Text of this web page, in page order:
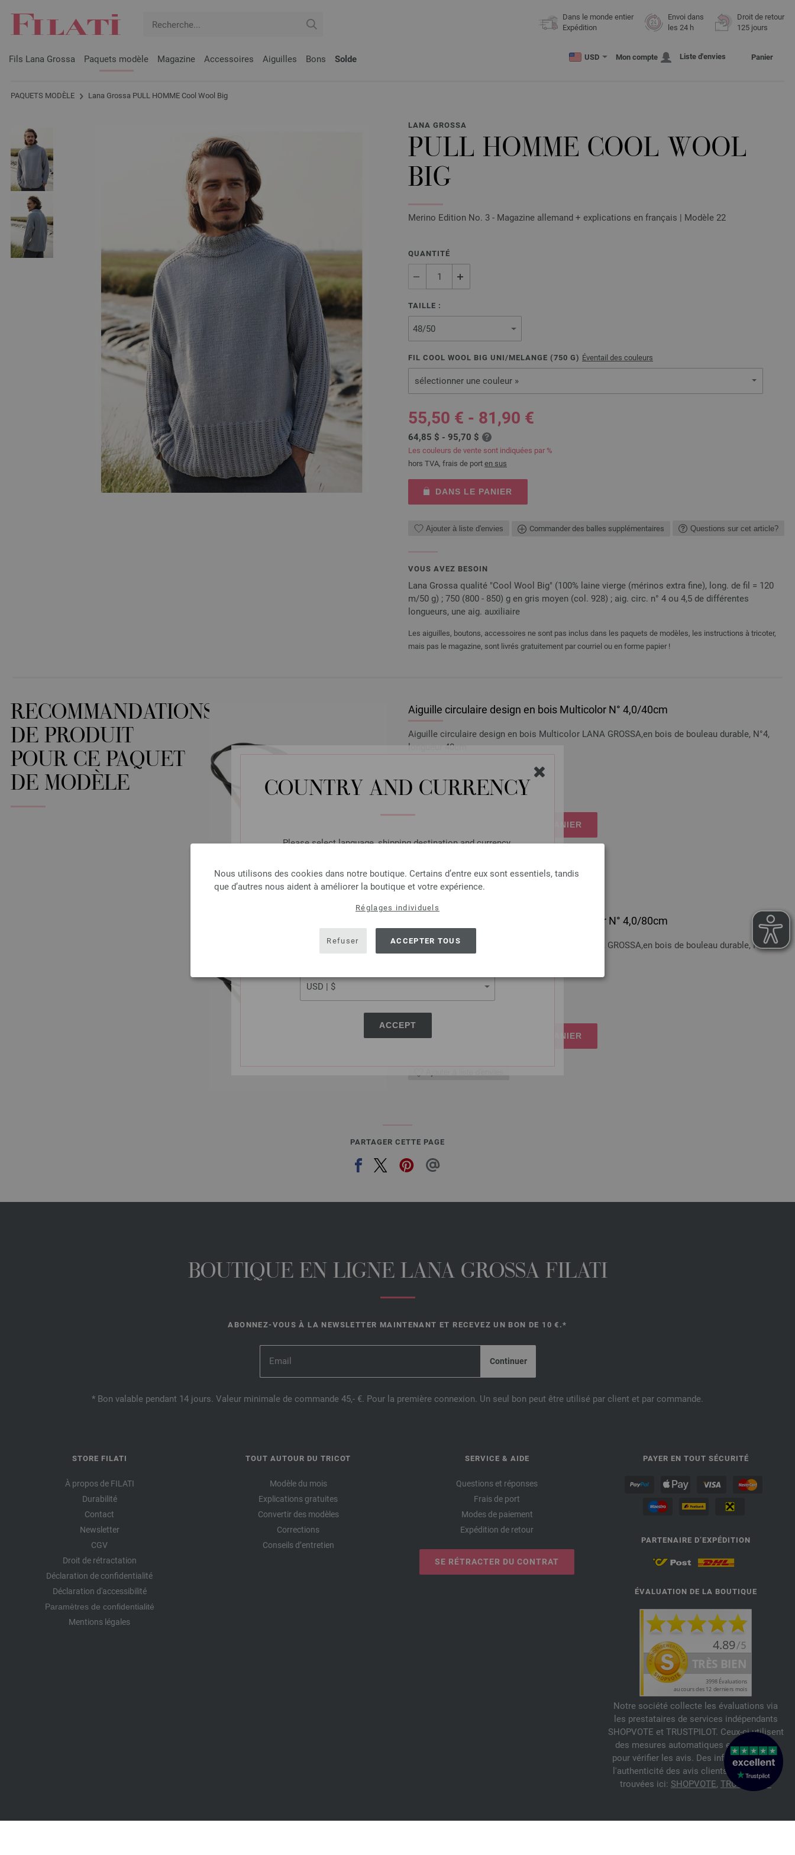
COUNTRY AND CURRENCY
Please select language, shipping destination and currency.
USA - The United States of America
ACCEPT
Nous utilisons des cookies dans notre boutique. Certains d’entre eux sont essentiels, tandis
que d’autres nous aident à améliorer la boutique et votre expérience.
Réglages individuels
Refuser ACCEPTER TOUS
Dans le monde entier
Expédition
Envoi dans
les 24 h
Droit de retour
125 jours
Fils Lana Grossa Paquets modèle Magazine Accessoires Aiguilles Bons Solde USD Mon compte Liste d'envies Panier
PAQUETS MODÈLE Lana Grossa PULL HOMME Cool Wool Big
LANA GROSSA
PULL HOMME COOL WOOL
BIG
Merino Edition No. 3 - Magazine allemand + explications en français | Modèle 22
QUANTITÉ
TAILLE :
FIL COOL WOOL BIG UNI/MELANGE (750 G) Éventail des couleurs
sélectionner une couleur »
55,50 € - 81,90 €
64,85 $ - 95,70 $
Les couleurs de vente sont indiquées par %
hors TVA, frais de port en sus
DANS LE PANIER
Ajouter à liste d'envies Commander des balles supplémentaires Questions sur cet article?
VOUS AVEZ BESOIN
Lana Grossa qualité "Cool Wool Big" (100% laine vierge (mérinos extra fine), long. de fil = 120
m/50 g) ; 750 (800 - 850) g en gris moyen (col. 928) ; aig. circ. n° 4 ou 4,5 de différentes
longueurs, une aig. auxiliaire
Les aiguilles, boutons, accessoires ne sont pas inclus dans les paquets de modèles, les instructions à tricoter,
mais pas le magazine, sont livrés gratuitement par courriel ou en forme papier !
RECOMMANDATIONS
DE PRODUIT
POUR CE PAQUET
DE MODÈLE
Aiguille circulaire design en bois Multicolor N° 4,0/40cm
Aiguille circulaire design en bois Multicolor LANA GROSSA,en bois de bouleau durable, N°4,
longueur 40cm
8,34 $ hors TVA, frais de port en sus
DANS LE PANIER
Aiguille circulaire design en bois Multicolor N° 4,0/80cm
Aiguille circulaire design en bois Multicolor LANA GROSSA,en bois de bouleau durable, N°4,
7,14 €
QUANTITÉ
DANS LE PANIER
PARTAGER CETTE PAGE
BOUTIQUE EN LIGNE LANA GROSSA FILATI
ABONNEZ-VOUS À LA NEWSLETTER MAINTENANT ET RECEVEZ UN BON DE 10 €.*
* Bon valable pendant 14 jours. Valeur minimale de commande 45,- €. Pour la première connexion. Un seul bon peut être utilisé par client et par commande.
STORE FILATI
À propos de FILATI
Durabilité
Contact
Newsletter
CGV
Droit de rétractation
Déclaration de confidentialité
Déclaration d'accessibilité
Paramètres de confidentialité
Mentions légales
TOUT AUTOUR DU TRICOT
Modèle du mois
Explications gratuites
Convertir des modèles
Corrections
Conseils d’entretien
SERVICE & AIDE
Questions et réponses
Frais de port
Modes de paiement
Expédition de retour
SE RÉTRACTER DU CONTRAT
PAYER EN TOUT SÉCURITÉ
PARTENAIRE D’EXPÉDITION
ÉVALUATION DE LA BOUTIQUE
Notre société collecte les évaluations via
les prestataires de services indépendants
SHOPVOTE et TRUSTPILOT. Ceux-ci utilisent
des mesures automatiques et manuelles
pour vérifier les avis. Des informations sur
l'authenticité des avis clients peuvent être
trouvées ici: SHOPVOTE, TRUSTPILOT